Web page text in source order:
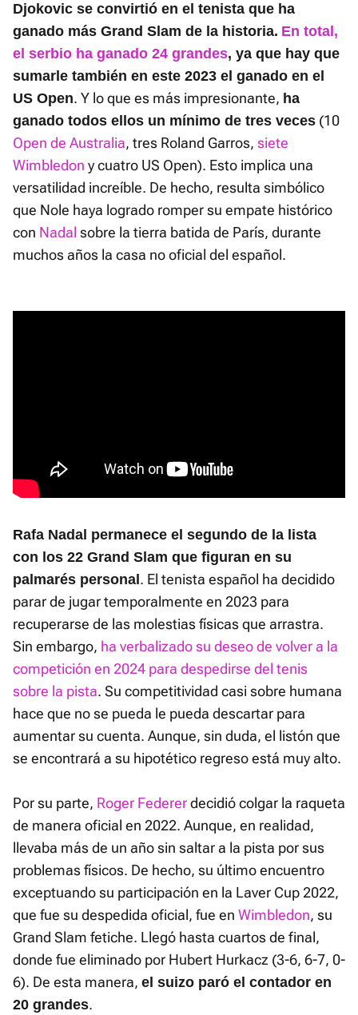
Djokovic se convirtió en el tenista que ha
ganado más Grand Slam de la historia. En total,
el serbio ha ganado 24 grandes, ya que hay que
sumarle también en este 2023 el ganado en el
US Open. Y lo que es más impresionante, ha
ganado todos ellos un mínimo de tres veces (10
Open de Australia, tres Roland Garros, siete
Wimbledon y cuatro US Open). Esto implica una
versatilidad increíble. De hecho, resulta simbólico
que Nole haya logrado romper su empate histórico
con Nadal sobre la tierra batida de París, durante
muchos años la casa no oficial del español.
Rafa Nadal permanece el segundo de la lista
con los 22 Grand Slam que figuran en su
palmarés personal . El tenista español ha decidido
parar de jugar temporalmente en 2023 para
recuperarse de las molestias físicas que arrastra.
Sin embargo, ha verbalizado su deseo de volver a la
competición en 2024 para despedirse del tenis
sobre la pista. Su competitividad casi sobre humana
hace que no se pueda le pueda descartar para
aumentar su cuenta. Aunque, sin duda, el listón que
se encontrará a su hipotético regreso está muy alto.
Por su parte, Roger Federerdecidió colgar la raqueta
de manera oficial en 2022. Aunque, en realidad,
llevaba más de un año sin saltar a la pista por sus
problemas físicos. De hecho, su último encuentro
exceptuando su participación en la Laver Cup 2022,
que fue su despedida oficial, fue en Wimbledon, su
Grand Slam fetiche. Llegó hasta cuartos de final,
donde fue eliminado por Hubert Hurkacz (3-6, 6-7, 0-
6). De esta manera, el suizo paró el contador en
20 grandes.